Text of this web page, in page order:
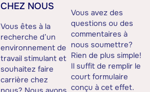
CHEZ NOUS
Vous êtes à la
recherche d’un
environnement de
travail stimulant et
souhaitez faire
carrière chez
Vous avez des
questions ou des
commentaires à
nous soumettre?
Rien de plus simple!
Il suffit de remplir le
court formulaire
conçu à cet effet.